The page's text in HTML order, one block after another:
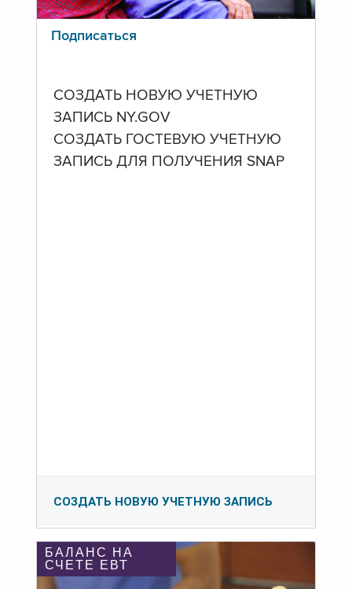
Подписаться
СОЗДАТЬ НОВУЮ УЧЕТНУЮ
ЗАПИСЬ NY.GOV
СОЗДАТЬ ГОСТЕВУЮ УЧЕТНУЮ
ЗАПИСЬ ДЛЯ ПОЛУЧЕНИЯ SNAP
СОЗДАТЬ НОВУЮ УЧЕТНУЮ ЗАПИСЬ
БАЛАНС НА
СЧЕТЕ ЕВТ